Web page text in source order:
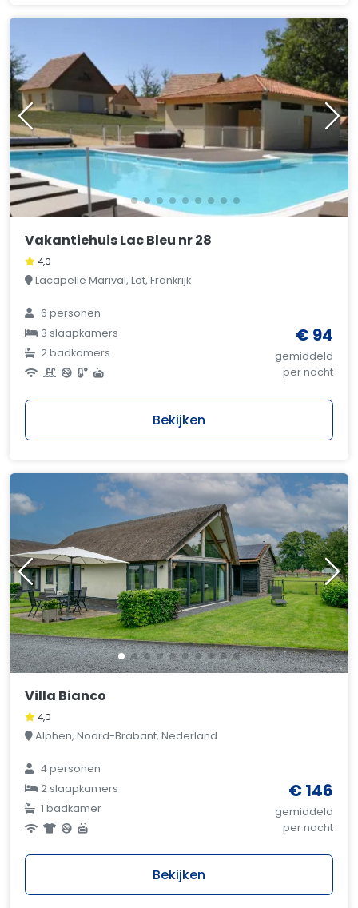
Vakantiehuis Lac Bleu nr 28
4,0
Lacapelle Marival, Lot, Frankrijk
6 personen
3 slaapkamers
2 badkamers
€ 94
gemiddeld
per nacht
Bekijken
Villa Bianco
4,0
Alphen, Noord-Brabant, Nederland
4 personen
2 slaapkamers
1 badkamer
€ 146
gemiddeld
per nacht
Bekijken